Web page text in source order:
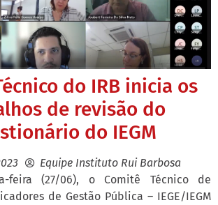
do IRB inicia os
de revisão do
do IEGM
Equipe Instituto Rui Barbosa
feira (27/06), o Comitê Técnico de
de Gestão Pública – IEGE/IEGM